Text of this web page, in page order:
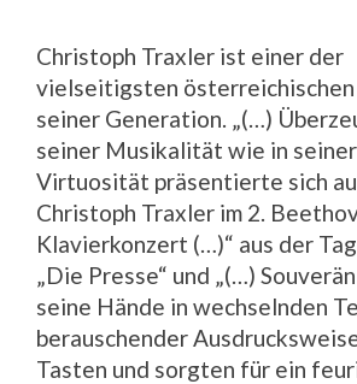
Christoph Traxler ist einer der
vielseitigsten
seiner Generation. „(…)
seiner Musikalität wie in seiner
Virtuosität präsentierte sich
Christoph Traxler im 2.
Klavierkonzert (…)“ aus der
„Die Presse“ und „(…)
seine Hände in wechselnden
berauschender
Tasten und sorgten für ein